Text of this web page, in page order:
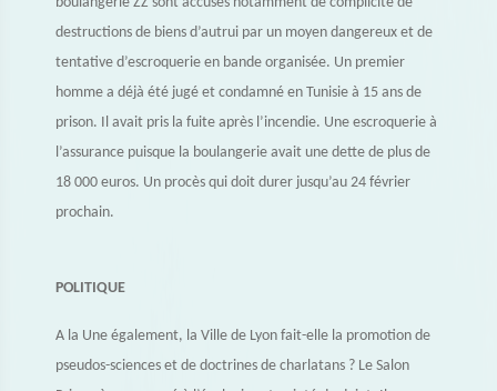
destructions de biens d’autrui par un moyen dangereux et de
tentative d’escroquerie en bande organisée. Un premier
homme a déjà été jugé et condamné en Tunisie à 15 ans de
prison. Il avait pris la fuite après l’incendie. Une escroquerie à
l’assurance puisque la boulangerie avait une dette de plus de
18 000 euros. Un procès qui doit durer jusqu’au 24 février
prochain.
POLITIQUE
A la Une également, la Ville de Lyon fait-elle la promotion de
pseudos-sciences et de doctrines de charlatans ? Le Salon